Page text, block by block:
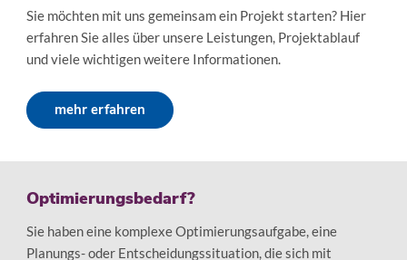
Sie möchten mit uns gemeinsam ein Projekt starten? Hier
erfahren Sie alles über unsere Leistungen, Projektablauf
und viele wichtigen weitere Informationen.
mehr erfahren
Optimierungsbedarf?
Sie haben eine komplexe Optimierungsaufgabe, eine
Planungs- oder Entscheidungssituation, die sich mit